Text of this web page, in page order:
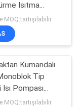
Isıtma
Isı Pompası
MOQ:tartışılabilir
Kumandalı
Tip
Isı Pompası
Isıtıcı
MOQ:tartışılabilir